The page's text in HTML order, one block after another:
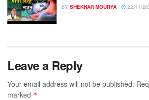
BY SHEKHAR MOURYA 22/11/
Leave a Reply
Your email address will not be published.
marked *